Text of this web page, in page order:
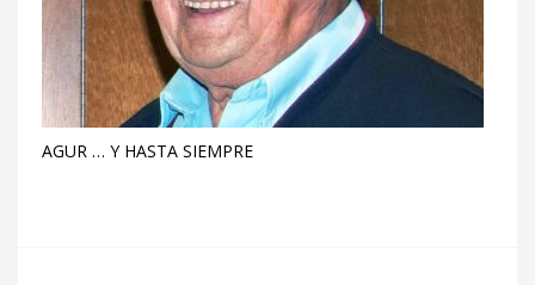
AGUR … Y HASTA SIEMPRE